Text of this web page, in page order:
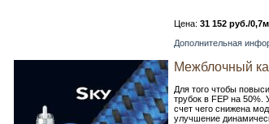
Цена: 31 152 руб./
Дополнительная
Межблочный
Для того чтобы
трубок в FEP на 50%.
счет чего снижена
улучшение